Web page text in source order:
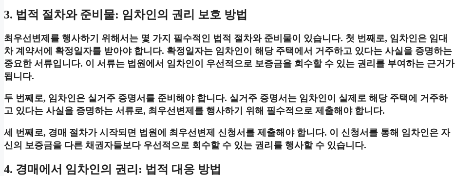
3. 법적 절차와 준비물: 임차인의 권리 보호 방법
최우선변제를 행사하기 위해서는 몇 가지 필수적인 법적 절차와 준비물이 있습니다. 첫 번째로, 임차인은 임대
차 계약서에 확정일자를 받아야 합니다. 확정일자는 임차인이 해당 주택에서 거주하고 있다는 사실을 증명하는
중요한 서류입니다. 이 서류는 법원에서 임차인이 우선적으로 보증금을 회수할 수 있는 권리를 부여하는 근거가
됩니다.
두 번째로, 임차인은 실거주 증명서를 준비해야 합니다. 실거주 증명서는 임차인이 실제로 해당 주택에 거주하
고 있다는 사실을 증명하는 서류로, 최우선변제를 행사하기 위해 필수적으로 제출해야 합니다.
세 번째로, 경매 절차가 시작되면 법원에 최우선변제 신청서를 제출해야 합니다. 이 신청서를 통해 임차인은 자
신의 보증금을 다른 채권자들보다 우선적으로 회수할 수 있는 권리를 행사할 수 있습니다.
4. 경매에서 임차인의 권리: 법적 대응 방법